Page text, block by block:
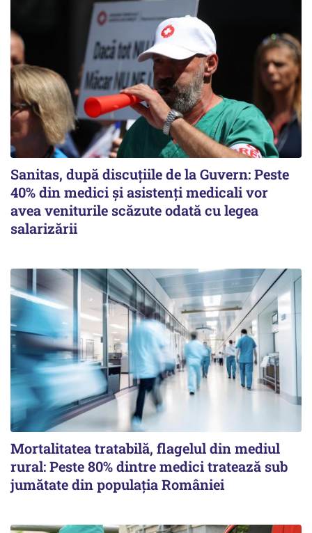
Sanitas, după discuțiile de la Guvern: Peste
40% din medici și asistenți medicali vor
avea veniturile scăzute odată cu legea
salarizării
Mortalitatea tratabilă, flagelul din mediul
rural: Peste 80% dintre medici tratează sub
jumătate din populația României